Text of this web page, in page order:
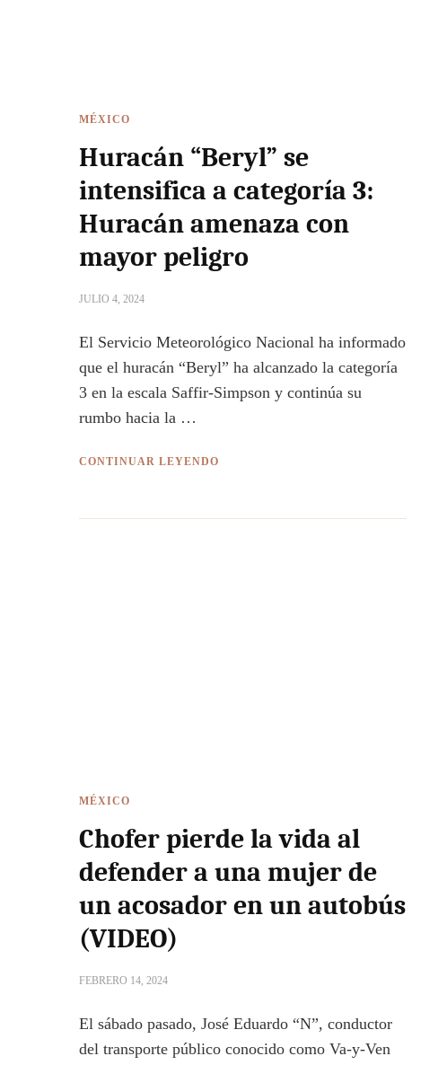
MÉXICO
Huracán “Beryl” se
intensifica a categoría 3:
Huracán amenaza con
mayor peligro
JULIO 4, 2024
El Servicio Meteorológico Nacional ha informado
que el huracán “Beryl” ha alcanzado la categoría
3 en la escala Saffir-Simpson y continúa su
rumbo hacia la …
CONTINUAR LEYENDO
MÉXICO
Chofer pierde la vida al
defender a una mujer de
un acosador en un autobús
(VIDEO)
FEBRERO 14, 2024
El sábado pasado, José Eduardo “N”, conductor
del transporte público conocido como Va-y-Ven